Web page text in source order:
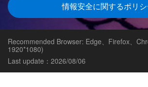
情報安全に関するポリ
Recommended Browser: Edge、Firefox、
1920*1080)
Last update：2026/08/06